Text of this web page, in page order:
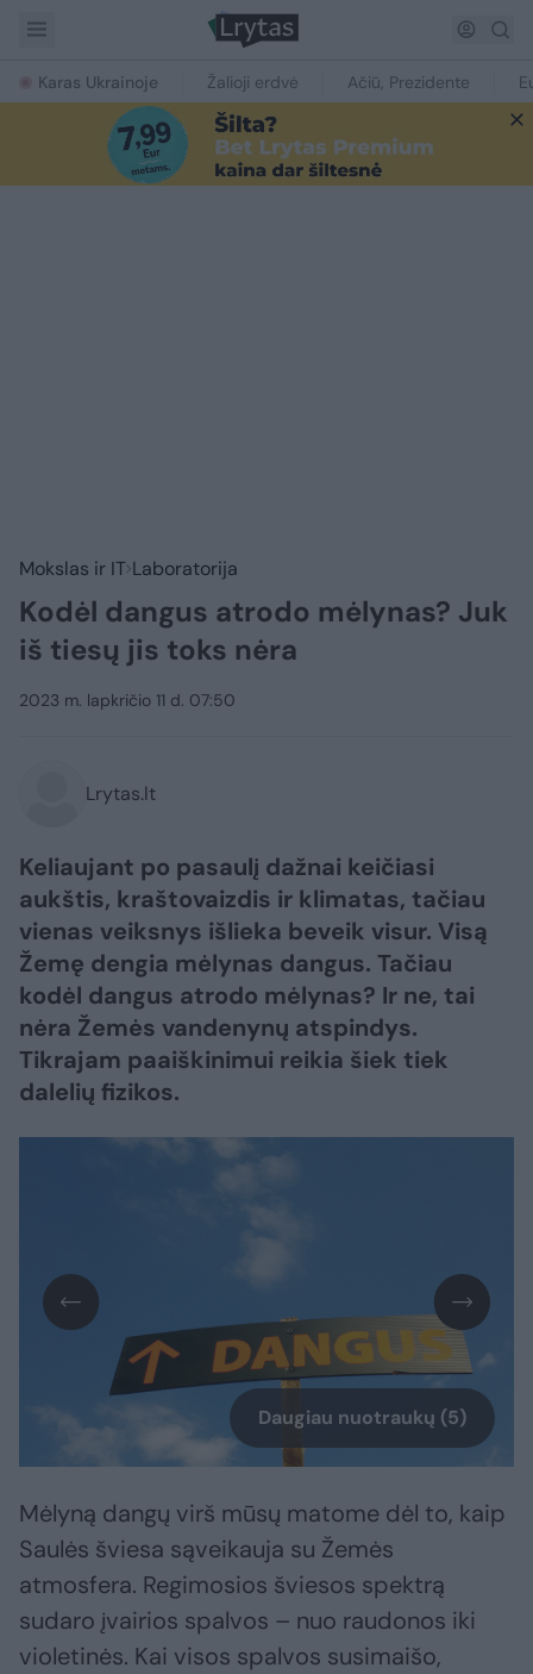
Karas Ukrainoje Žalioji erdvė Ačiū, Prezidente
Mokslas ir IT Laboratorija
Kodėl dangus atrodo mėlynas? Juk
iš tiesų jis toks nėra
2023 m. lapkričio 11 d. 07:50
Lrytas.lt
Keliaujant po pasaulį dažnai keičiasi
aukštis, kraštovaizdis ir klimatas, tačiau
vienas veiksnys išlieka beveik visur. Visą
Žemę dengia mėlynas dangus. Tačiau
kodėl dangus atrodo mėlynas? Ir ne, tai
nėra Žemės vandenynų atspindys.
Tikrajam paaiškinimui reikia šiek tiek
dalelių fizikos.
Daugiau nuotraukų (5)
Mėlyną dangų virš mūsų matome dėl to, kaip
Saulės šviesa sąveikauja su Žemės
atmosfera. Regimosios šviesos spektrą
sudaro įvairios spalvos – nuo raudonos iki
violetinės. Kai visos spalvos susimaišo,